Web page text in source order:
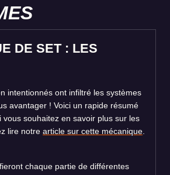
DE SET : LES
intentionnés ont infiltré les systèmes
avantager ! Voici un rapide résumé
vous souhaitez en savoir plus sur les
lire notre article sur cette mécanique
chaque partie de différentes